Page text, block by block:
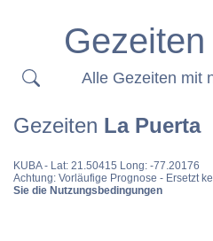
Alle Gezeiten mit
Gezeiten La Puerta
KUBA- Lat: 21.50415 Long: -77.20176
Achtung: Vorläufige Prognose - Ersetzt
Sie die Nutzungsbedingungen